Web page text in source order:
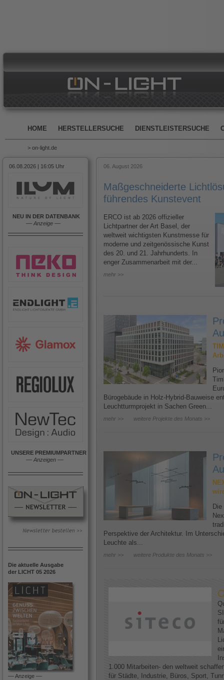
HOME HERSTELLERSUCHE DIENSTLEISTERSUCHE
> on-light.de
06.08.2026 | 16:05 Uhr
NEU IN DER DATENBANK
–– Anzeige ––
UNSERE PREMIUMPARTNER
–– Anzeigen ––
Die aktuelle Ausgabe
der LICHT 05 2026
–– Anzeige ––
06. August 2026
Maßgeschneiderte
führendes Kunstevent
ERCO ist ab 2026 offizieller
Lichtpartner der Art Basel, der
weltweit wichtigsten Kunstmesse für
moderne und zeitgenössische Kunst
des 20. und 21. Jahrhunderts. In
enger Zusammenarbeit mit der...
mehr >>
Bürogebäude in Holz-Hybrid-Bauweise
Leuchtturmprojekt in Sachen Green...
mehr >> weitere Projekte des Monats >>
Perspektive der Architektur. Im
Leuchte als...
mehr >> weitere Produkte des Monats >>
1.000 Mitarbeiten- den weltweit
für Städte, Industrie, Büros, Sport,